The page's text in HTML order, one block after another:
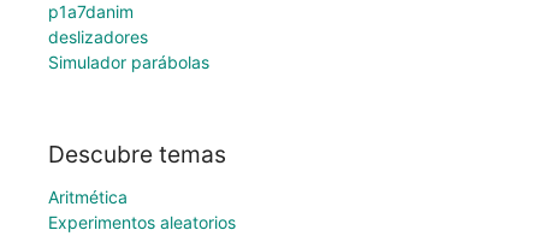
p1a7danim
deslizadores
Simulador parábolas
Descubre temas
Aritmética
Experimentos aleatorios